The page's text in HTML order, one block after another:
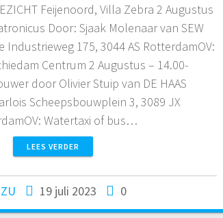
Feijenoord, Villa Zebra 2 Augustus
Door: Sjaak Molenaar van SEW
Industrieweg 175, 3044 AS RotterdamOV:
Centrum 2 Augustus – 14.00-
door Olivier Stuip van DE HAAS
Scheepsbouwplein 3, 3089 JX
Watertaxi of bus…
LEES VERDER
ZU 19 juli 2023 0